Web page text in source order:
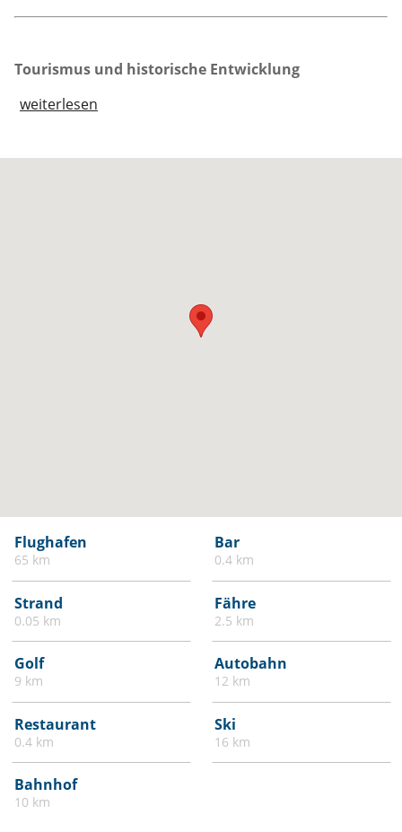
Tourismus und historische Entwicklung
weiterlesen
Flughafen
65 km
Bar
0.4 km
Strand
0.05 km
Fähre
2.5 km
Golf
9 km
Autobahn
12 km
Restaurant
0.4 km
Ski
16 km
Bahnhof
10 km